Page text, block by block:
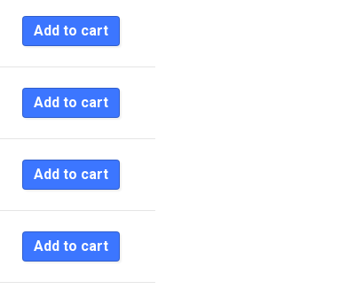
Sort by Name Z - A
Add to cart
Add to cart
Add to cart
Add to cart